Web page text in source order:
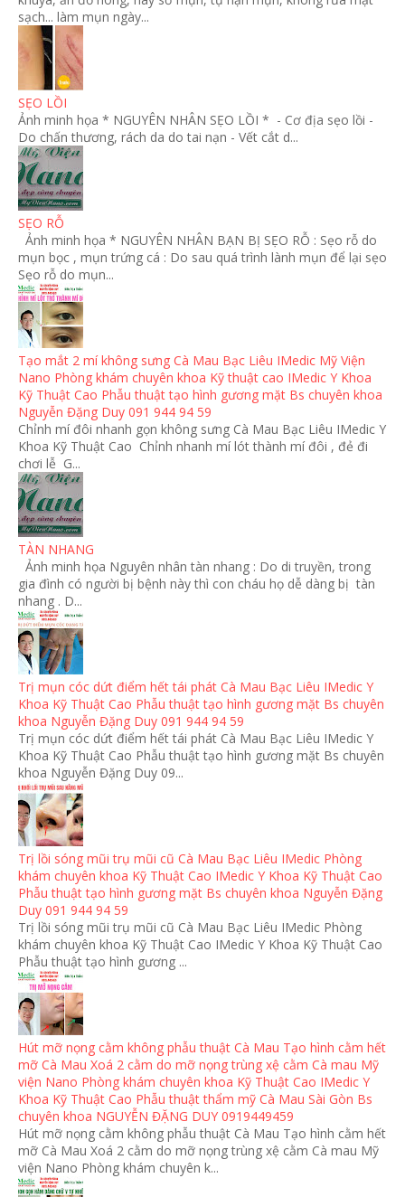
sạch... làm mụn ngày...
SẸO LỒI
Ảnh minh họa * NGUYÊN NHÂN SẸO LỒI * - Cơ địa sẹo lồi -
Do chấn thương, rách da do tai nạn - Vết cắt d...
SẸO RỖ
Ảnh minh họa * NGUYÊN NHÂN BẠN BỊ SẸO RỖ : Sẹo rỗ do
mụn bọc , mụn trứng cá : Do sau quá trình lành mụn để lại sẹo
Sẹo rỗ do mụn...
Tạo mắt 2 mí không sưng Cà Mau Bạc Liêu IMedic Mỹ Viện
Nano Phòng khám chuyên khoa Kỹ thuật cao IMedic Y Khoa
Kỹ Thuật Cao Phẫu thuật tạo hình gương mặt Bs chuyên khoa
Nguyễn Đặng Duy 091 944 94 59
Chỉnh mí đôi nhanh gọn không sưng Cà Mau Bạc Liêu IMedic Y
Khoa Kỹ Thuật Cao Chỉnh nhanh mí lót thành mí đôi , đẻ đi
chơi lễ G...
TÀN NHANG
Ảnh minh họa Nguyên nhân tàn nhang : Do di truyền, trong
gia đình có người bị bệnh này thì con cháu họ dễ dàng bị tàn
nhang . D...
Trị mụn cóc dứt điểm hết tái phát Cà Mau Bạc Liêu IMedic Y
Khoa Kỹ Thuật Cao Phẫu thuật tạo hình gương mặt Bs chuyên
khoa Nguyễn Đặng Duy 091 944 94 59
Trị mụn cóc dứt điểm hết tái phát Cà Mau Bạc Liêu IMedic Y
Khoa Kỹ Thuật Cao Phẫu thuật tạo hình gương mặt Bs chuyên
khoa Nguyễn Đặng Duy 09...
Trị lồi sóng mũi trụ mũi cũ Cà Mau Bạc Liêu IMedic Phòng
khám chuyên khoa Kỹ Thuật Cao IMedic Y Khoa Kỹ Thuật Cao
Phẫu thuật tạo hình gương mặt Bs chuyên khoa Nguyễn Đặng
Duy 091 944 94 59
Trị lồi sóng mũi trụ mũi cũ Cà Mau Bạc Liêu IMedic Phòng
khám chuyên khoa Kỹ Thuật Cao IMedic Y Khoa Kỹ Thuật Cao
Phẫu thuật tạo hình gương ...
Hút mỡ nọng cằm không phẫu thuật Cà Mau Tạo hình cằm hết
mỡ Cà Mau Xoá 2 cằm do mỡ nọng trùng xệ cằm Cà mau Mỹ
viện Nano Phòng khám chuyên khoa Kỹ Thuật Cao IMedic Y
Khoa Kỹ Thuật Cao Phẫu thuật thẩm mỹ Cà Mau Sài Gòn Bs
chuyên khoa NGUYỄN ĐẶNG DUY 0919449459
Hút mỡ nọng cằm không phẫu thuật Cà Mau Tạo hình cằm hết
mỡ Cà Mau Xoá 2 cằm do mỡ nọng trùng xệ cằm Cà mau Mỹ
viện Nano Phòng khám chuyên k...